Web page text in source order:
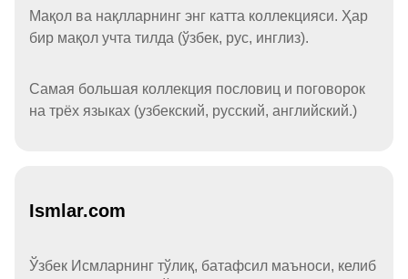
Мақол ва нақлларнинг энг катта коллекцияси. Ҳар
бир мақол учта тилда (ўзбек, рус, инглиз).
Самая большая коллекция пословиц и поговорок
на трёх языках (узбекский, русский, английский.)
Ismlar.com
Ўзбек Исмларнинг тўлиқ, батафсил маъноси, келиб